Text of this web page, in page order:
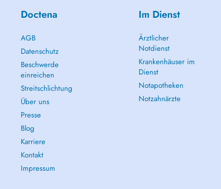
Doctena
AGB
Datenschutz
Beschwerde
einreichen
Streitschlichtung
Über uns
Presse
Blog
Karriere
Kontakt
Impressum
Im Dienst
Ärztlicher
Notdienst
Krankenhäuser im
Dienst
Notapotheken
Notzahnärzte